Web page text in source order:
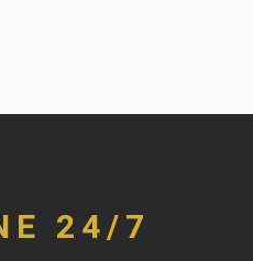
24/7